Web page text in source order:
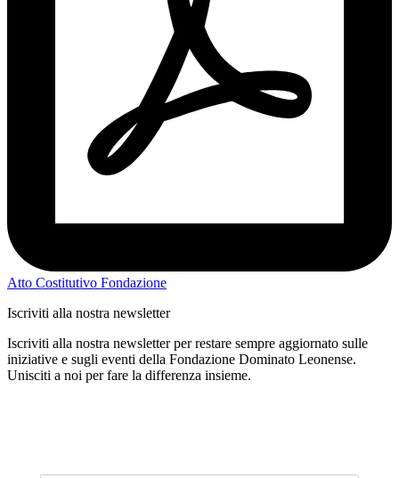
Atto Costitutivo Fondazione
Iscriviti alla nostra newsletter
Iscriviti alla nostra newsletter per restare sempre aggiornato sulle
iniziative e sugli eventi della Fondazione Dominato Leonense.
Unisciti a noi per fare la differenza insieme.